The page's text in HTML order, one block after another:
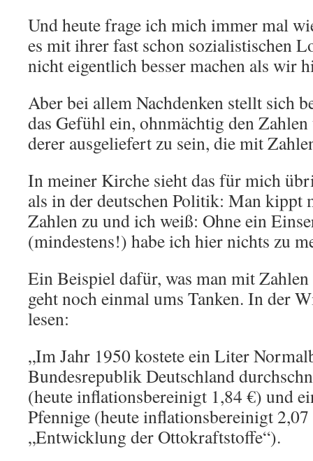
Und heute frage ich mich immer mal
es mit ihrer fast schon sozialistischen
nicht eigentlich besser machen als wir
Aber bei allem Nachdenken stellt sich
das Gefühl ein, ohnmächtig den
derer ausgeliefert zu sein, die mit
In meiner Kirche sieht das für mich
als in der deutschen Politik: Man kippt
Zahlen zu und ich weiß: Ohne ein
(mindestens!) habe ich hier nichts zu
Ein Beispiel dafür, was man mit Zahlen
geht noch einmal ums Tanken. In der
lesen:
„Im Jahr 1950 kostete ein Liter
Bundesrepublik Deutschland
(heute inflationsbereinigt 1,84 €) und
Pfennige (heute inflationsbereinigt
„Entwicklung der Ottokraftstoffe“).